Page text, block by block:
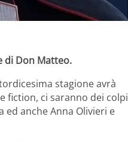
di Don Matteo.
stagione avrà
fiction, ci saranno dei colpi
ed anche Anna Olivieri e